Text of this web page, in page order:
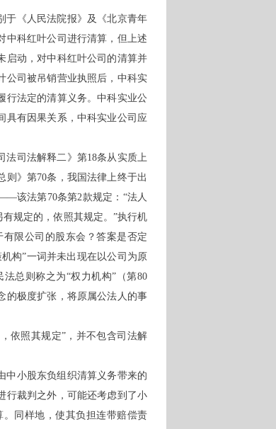
于《人民法院报》及《北京青年
中科红叶公司进行清算，但上述
启动，对中科红叶公司的清算并
公司被吊销营业执照后，中科实
行法定的清算义务。中科实业公
具有因果关系，中科实业公司应
法司法解释二》第18条从实质上
》第70条，我国法律上终于出
该法第70条第2款规定：“法人
规定的，依照其规定。”执行机
限公司的股东会？答案是否定
构”一词并未出现在以公司为原
总则称之为“权力机构”（第80
的极度扩张，将原属公法人的事
依照其规定”，并不包含司法解
中小股东负组织清算义务带来的
行裁判之外，可能还考虑到了小
同样地，使其负担连带赔偿责